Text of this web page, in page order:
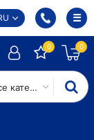
Все категории
0 0